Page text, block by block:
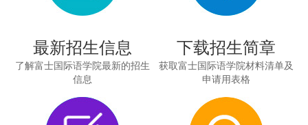
最新招生信息
了解富士国际语学院最新的招生
信息
下载招生简章
获取富士国际语学院材料清单及
申请用表格